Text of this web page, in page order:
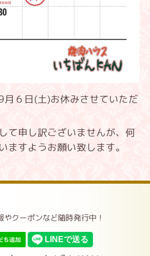
月６日(土)お休みさせていただ
て申し訳ございませんが、何
ますようお願い致します。
やクーポンなど随時発行中！